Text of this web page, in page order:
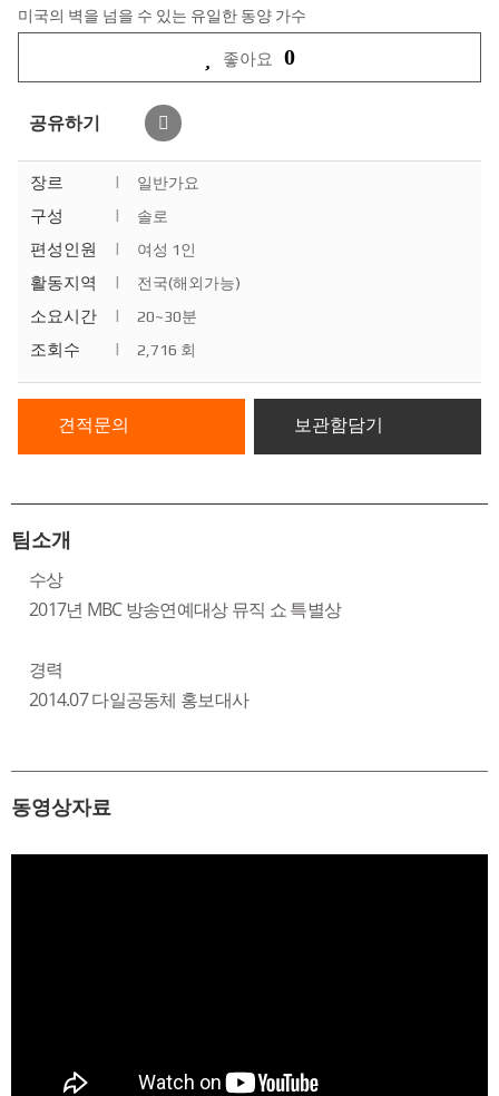
미국의 벽을 넘을 수 있는 유일한 동양 가수
좋아요 0
공유하기
장르 | 일반가요
구성 | 솔로
편성인원 | 여성 1인
활동지역 | 전국(해외가능)
소요시간 | 20~30분
조회수 | 2,716 회
견적문의 보관함담기
팀소개
수상
2017년 MBC 방송연예대상 뮤직 쇼 특별상
경력
2014.07 다일공동체 홍보대사
동영상자료